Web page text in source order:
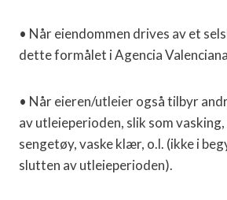
• Når eiendommen drives av et
dette formålet i Agencia
• Når eieren/utleier også tilbyr
av utleieperioden, slik som
sengetøy, vaske klær, o.l. (ikke i
slutten av utleieperioden).